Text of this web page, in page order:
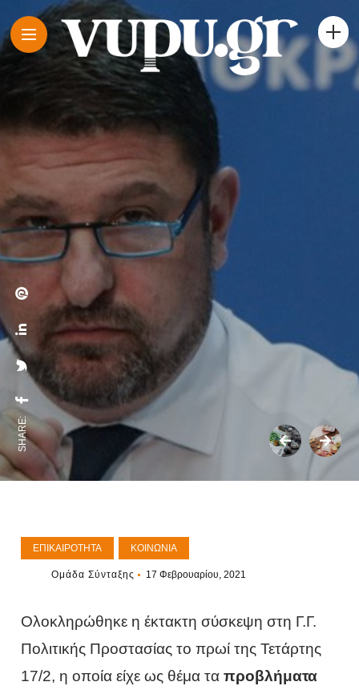
SHARE:
ΕΠΙΚΑΙΡΌΤΗΤΑ ΚΟΙΝΩΝΊΑ
Ομάδα Σύνταξης 17 Φεβρουαρίου, 2021
Ολοκληρώθηκε η έκτακτη σύσκεψη στη Γ.Γ.
Πολιτικής Προστασίας το πρωί της Τετάρτης
17/2, η οποία είχε ως θέμα ταπροβλήματα